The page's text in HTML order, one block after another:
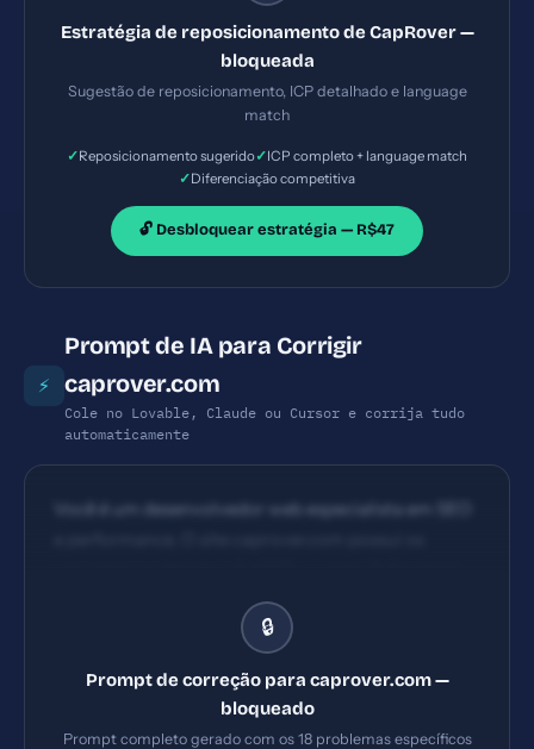
Estratégia de reposicionamento de CapRover —
bloqueada
Sugestão de reposicionamento, ICP detalhado e language
match
✓Reposicionamento sugerido✓ICP completo + language match
✓Diferenciação competitiva
🔓 Desbloquear estratégia — R$47
⚡
Prompt de IA para Corrigir
caprover.com
Cole no Lovable, Claude ou Cursor e corrija tudo
automaticamente
Você é um desenvolvedor web especialista em SEO
Security Policy ausente 3) X-Frame-Options
ausente 4) X-Content-Type-Options ausente.
os arquivos necessários e configurações de servidor.
Priorize as correções críticas primeiro.
🔒
Prompt de correção para caprover.com —
bloqueado
Prompt completo gerado com os 18 problemas específicos